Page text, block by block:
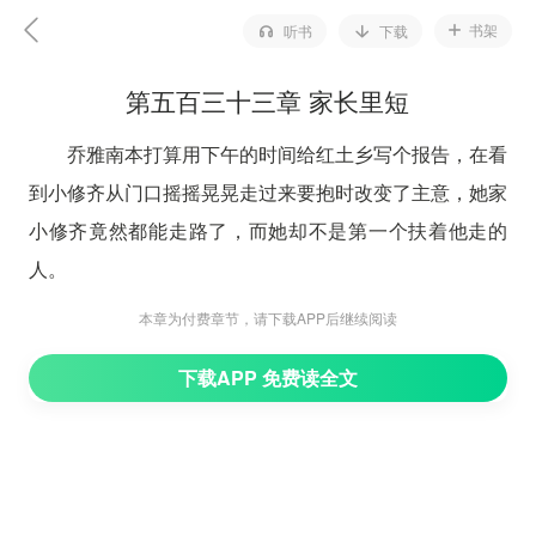
听书 下载 书架
第五百三十三章 家长里短
乔雅南本打算用下午的时间给红土乡写个报告，在看
到小修齐从门口摇摇晃晃走过来要抱时改变了主意，她家
小修齐竟然都能走路了，而她却不是第一个扶着他走的
人。
抱着小弟，乔雅南有些愧疚，这段时间她一直忙自己
这事反正也不急，她索性把时间空出来陪了小修齐一
本章为付费章节，请下载APP后继续阅读
下载APP 免费读全文